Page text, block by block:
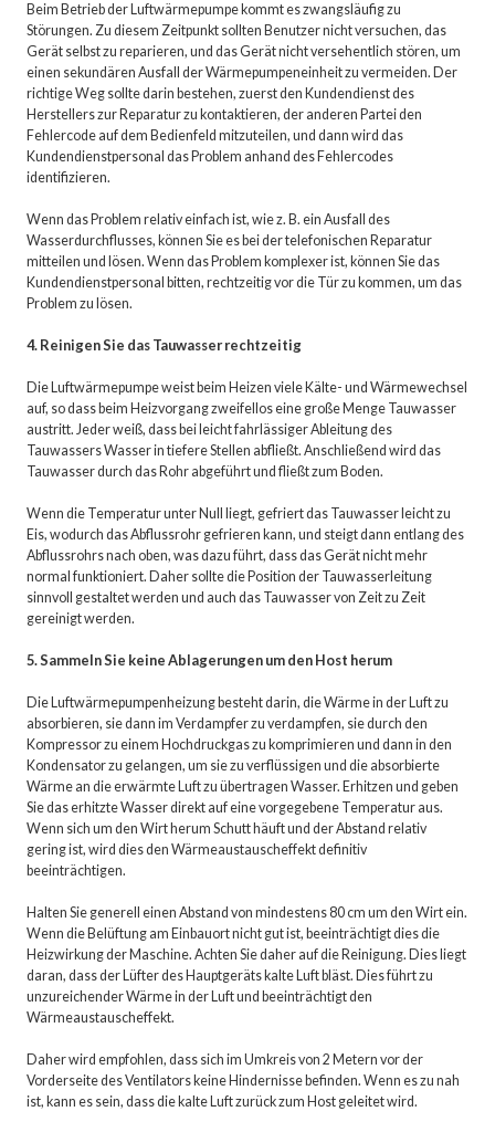
Beim Betrieb der Luftwärmepumpe kommt es zwangsläufig zu
Störungen. Zu diesem Zeitpunkt sollten Benutzer nicht versuchen, das
Gerät selbst zu reparieren, und das Gerät nicht versehentlich stören, um
einen sekundären Ausfall der Wärmepumpeneinheit zu vermeiden. Der
richtige Weg sollte darin bestehen, zuerst den Kundendienst des
Herstellers zur Reparatur zu kontaktieren, der anderen Partei den
Fehlercode auf dem Bedienfeld mitzuteilen, und dann wird das
Kundendienstpersonal das Problem anhand des Fehlercodes
identifizieren.
Wenn das Problem relativ einfach ist, wie z. B. ein Ausfall des
Wasserdurchflusses, können Sie es bei der telefonischen Reparatur
mitteilen und lösen. Wenn das Problem komplexer ist, können Sie das
Kundendienstpersonal bitten, rechtzeitig vor die Tür zu kommen, um das
Problem zu lösen.
4. Reinigen Sie das Tauwasser rechtzeitig
Die Luftwärmepumpe weist beim Heizen viele Kälte- und Wärmewechsel
auf, so dass beim Heizvorgang zweifellos eine große Menge Tauwasser
austritt. Jeder weiß, dass bei leicht fahrlässiger Ableitung des
Tauwassers Wasser in tiefere Stellen abfließt. Anschließend wird das
Tauwasser durch das Rohr abgeführt und fließt zum Boden.
Wenn die Temperatur unter Null liegt, gefriert das Tauwasser leicht zu
Eis, wodurch das Abflussrohr gefrieren kann, und steigt dann entlang des
Abflussrohrs nach oben, was dazu führt, dass das Gerät nicht mehr
normal funktioniert. Daher sollte die Position der Tauwasserleitung
sinnvoll gestaltet werden und auch das Tauwasser von Zeit zu Zeit
gereinigt werden.
5. Sammeln Sie keine Ablagerungen um den Host herum
Die Luftwärmepumpenheizung besteht darin, die Wärme in der Luft zu
absorbieren, sie dann im Verdampfer zu verdampfen, sie durch den
Kompressor zu einem Hochdruckgas zu komprimieren und dann in den
Kondensator zu gelangen, um sie zu verflüssigen und die absorbierte
Wärme an die erwärmte Luft zu übertragen Wasser. Erhitzen und geben
Sie das erhitzte Wasser direkt auf eine vorgegebene Temperatur aus.
Wenn sich um den Wirt herum Schutt häuft und der Abstand relativ
gering ist, wird dies den Wärmeaustauscheffekt definitiv
beeinträchtigen.
Halten Sie generell einen Abstand von mindestens 80 cm um den Wirt ein.
Wenn die Belüftung am Einbauort nicht gut ist, beeinträchtigt dies die
Heizwirkung der Maschine. Achten Sie daher auf die Reinigung. Dies liegt
daran, dass der Lüfter des Hauptgeräts kalte Luft bläst. Dies führt zu
unzureichender Wärme in der Luft und beeinträchtigt den
Wärmeaustauscheffekt.
Daher wird empfohlen, dass sich im Umkreis von 2 Metern vor der
Vorderseite des Ventilators keine Hindernisse befinden. Wenn es zu nah
ist, kann es sein, dass die kalte Luft zurück zum Host geleitet wird.